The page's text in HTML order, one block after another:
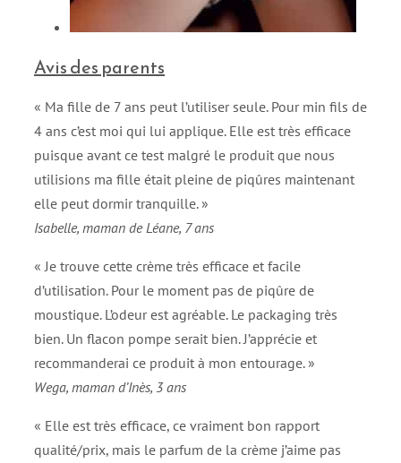
Avis des parents
« Ma fille de 7 ans peut l’utiliser seule. Pour min fils de
4 ans c’est moi qui lui applique. Elle est très efficace
puisque avant ce test malgré le produit que nous
utilisions ma fille était pleine de piqûres maintenant
elle peut dormir tranquille. »
Isabelle, maman de Léane, 7 ans
« Je trouve cette crème très efficace et facile
d’utilisation. Pour le moment pas de piqûre de
moustique. L’odeur est agréable. Le packaging très
bien. Un flacon pompe serait bien. J’apprécie et
recommanderai ce produit à mon entourage. »
Wega, maman d’Inès, 3 ans
« Elle est très efficace, ce vraiment bon rapport
qualité/prix, mais le parfum de la crème j’aime pas